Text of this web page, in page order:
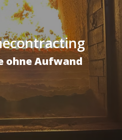
ohne Aufwand